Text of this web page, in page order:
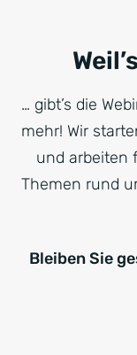
… gibt’s die
mehr! Wir
und arbeiten
Themen rund
Bleiben Sie